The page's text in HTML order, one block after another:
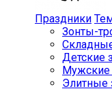
Праздники
Зонты-
Детские
Мужские
Элитные